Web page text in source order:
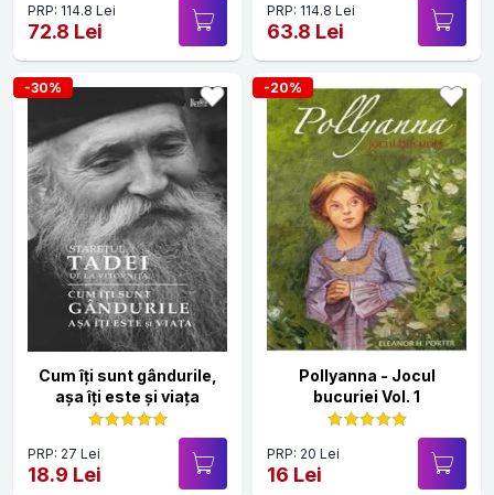
PRP: 114.8 Lei
72.8 Lei
PRP: 114.8 Lei
63.8 Lei
-30%
Cum îți sunt gândurile,
așa îți este și viața
PRP: 27 Lei
18.9 Lei
-20%
Pollyanna - Jocul
bucuriei Vol. 1
PRP: 20 Lei
16 Lei